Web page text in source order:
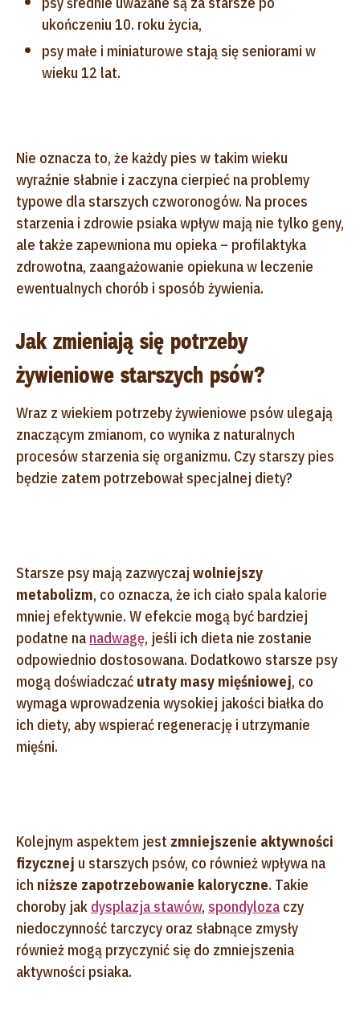
ukończeniu 10. roku życia,
psy małe i miniaturowe stają się seniorami w
wieku 12 lat.
Nie oznacza to, że każdy pies w takim wieku
wyraźnie słabnie i zaczyna cierpieć na problemy
typowe dla starszych czworonogów. Na proces
starzenia i zdrowie psiaka wpływ mają nie tylko geny,
ale także zapewniona mu opieka – profilaktyka
zdrowotna, zaangażowanie opiekuna w leczenie
ewentualnych chorób i sposób żywienia.
Jak zmieniają się potrzeby
żywieniowe starszych psów?
Wraz z wiekiem potrzeby żywieniowe psów ulegają
znaczącym zmianom, co wynika z naturalnych
procesów starzenia się organizmu. Czy starszy pies
będzie zatem potrzebował specjalnej diety?
Starsze psy mają zazwyczaj wolniejszy
metabolizm, co oznacza, że ich ciało spala kalorie
mniej efektywnie. W efekcie mogą być bardziej
podatne na nadwagę, jeśli ich dieta nie zostanie
odpowiednio dostosowana. Dodatkowo starsze psy
mogą doświadczać utraty masy mięśniowej, co
wymaga wprowadzenia wysokiej jakości białka do
ich diety, aby wspierać regenerację i utrzymanie
mięśni.
Kolejnym aspektem jest zmniejszenie aktywności
fizycznej u starszych psów, co również wpływa na
ich niższe zapotrzebowanie kaloryczne. Takie
choroby jak dysplazja stawów, spondyloza czy
niedoczynność tarczycy oraz słabnące zmysły
również mogą przyczynić się do zmniejszenia
aktywności psiaka.